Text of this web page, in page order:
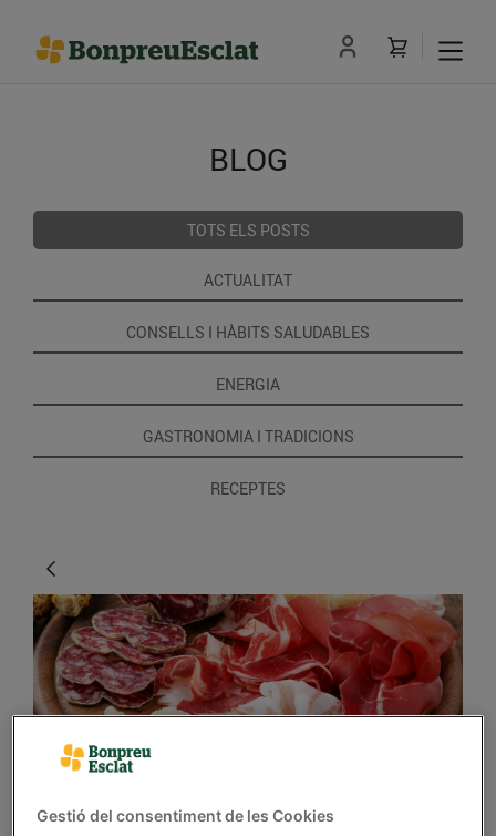
BLOG
TOTS ELS POSTS
ACTUALITAT
CONSELLS I HÀBITS SALUDABLES
ENERGIA
GASTRONOMIA I TRADICIONS
RECEPTES
CONSELLS I HÀBITS SALUDABLES
Gestió del consentiment de les Cookies